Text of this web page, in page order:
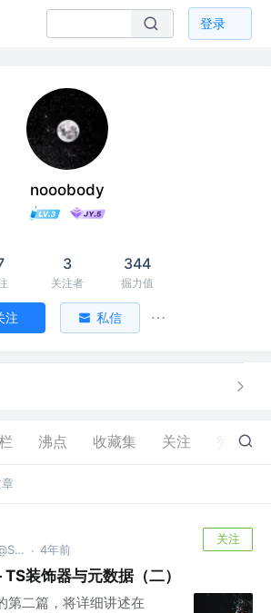
登录
nooobody
3
关注者
344
掘力值
注 私信
沸点 收藏集 关注 13
前端工程师 @Shopee · 4年前
关注
装饰器与元数据（二）
第二篇，将详细讲述在